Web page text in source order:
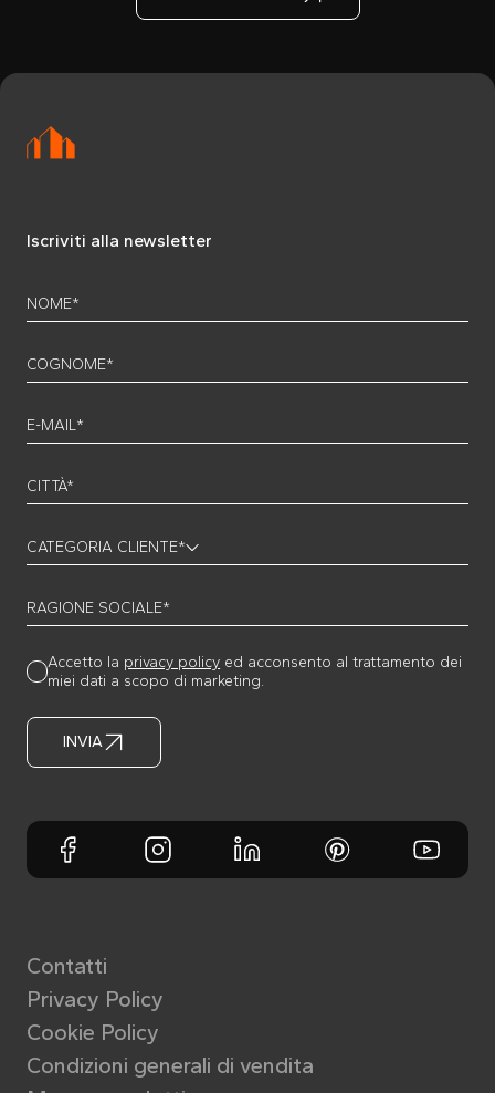
Iscriviti alla newsletter
NOME*
COGNOME*
E-MAIL*
CITTÀ*
CATEGORIA CLIENTE*
RAGIONE SOCIALE*
Accetto la privacy policy ed acconsento al trattamento dei
miei dati a scopo di marketing.
INVIA
Contatti
Privacy Policy
Cookie Policy
Condizioni generali di vendita